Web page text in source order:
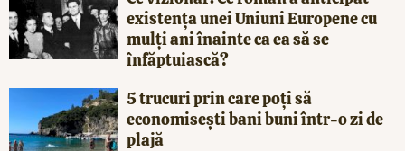
existența unei Uniuni Europene cu
mulți ani înainte ca ea să se
înfăptuiască?
5 trucuri prin care poți să
economisești bani buni într-o zi de
plajă